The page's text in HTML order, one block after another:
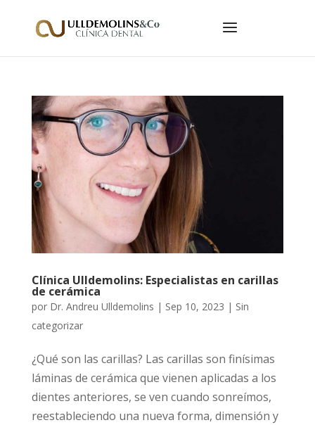
Clínica Ulldemolins: Especialistas en carillas
de cerámica
por Dr. Andreu Ulldemolins | Sep 10, 2023 | Sin
categorizar
¿Qué son las carillas? Las carillas son finísimas
láminas de cerámica que vienen aplicadas a los
dientes anteriores, se ven cuando sonreímos,
reestableciendo una nueva forma, dimensión y